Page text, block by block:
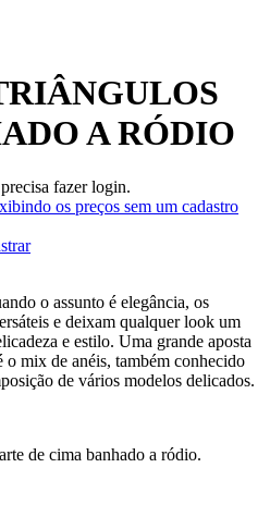
A RÓDIO
fazer login.
os preços sem um cadastro
o assunto é elegância, os
e deixam qualquer look um
e estilo. Uma grande aposta
o mix de anéis, também conhecido
de vários modelos delicados.
de cima banhado a ródio.